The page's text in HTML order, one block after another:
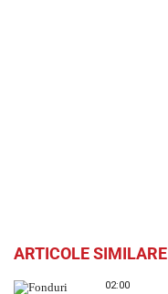
ARTICOLE SIMILARE
02:00